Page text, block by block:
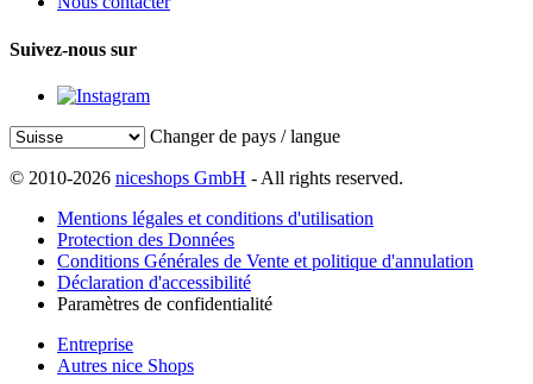
Suivez-nous sur
Changer de pays / langue
© 2010-2026 niceshops GmbH - All rights reserved.
Mentions légales et conditions d'utilisation
Protection des Données
Conditions Générales de Vente et politique d'annulation
Déclaration d'accessibilité
Paramètres de confidentialité
Entreprise
Autres nice Shops